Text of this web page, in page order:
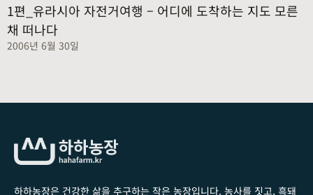
1편_유라시아 자전거여행 – 어디에 도착하는 지도 모른
채 떠나다
2006년 6월 30일
하하농장은 건강한 삶을 추구하는 작은 농장입니다. 농사를 짓고, 흑돼